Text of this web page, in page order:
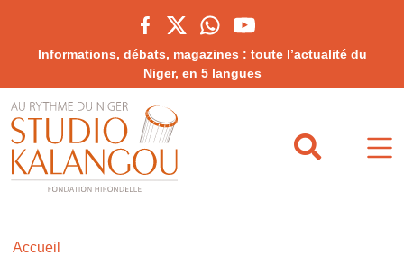
Informations, débats, magazines : toute l’actualité du
Niger, en 5 langues
Accueil